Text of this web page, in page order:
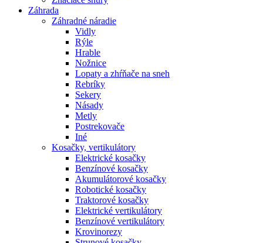
Záhrada
Záhradné náradie
Vidly
Rýle
Hrable
Nožnice
Lopaty a zhŕňače na sneh
Rebríky
Sekery
Násady
Metly
Postrekovače
Iné
Kosačky, vertikulátory
Elektrické kosačky
Benzínové kosačky
Akumulátorové kosačky
Robotické kosačky
Traktorové kosačky
Elektrické vertikulátory
Benzínové vertikulátory
Krovinorezy